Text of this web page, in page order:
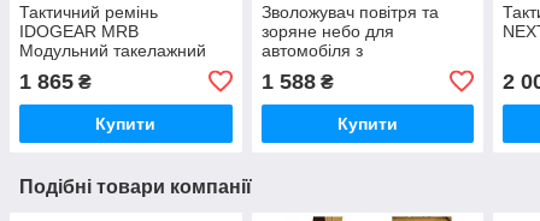
Тактичний ремінь
IDOGEAR MRB
Модульний такелажний
MOLLE MC 3424
1 865 ₴
Купити
Зволожувач повітря та
зоряне небо для
автомобіля з
1 588₴
Купити
2
Подібні товари компанії